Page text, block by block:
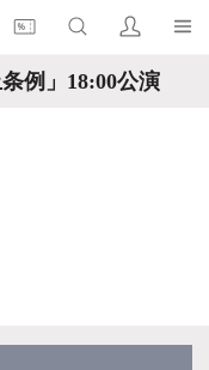
例」18:00公演